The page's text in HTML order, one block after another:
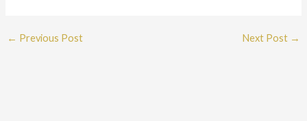
← Previous Post Next Post →